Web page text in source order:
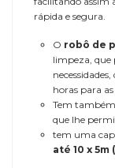
rápida e segura.
O robô de
limpeza, que
horas para as
Tem
que lhe
tem uma
até 10 x 5m